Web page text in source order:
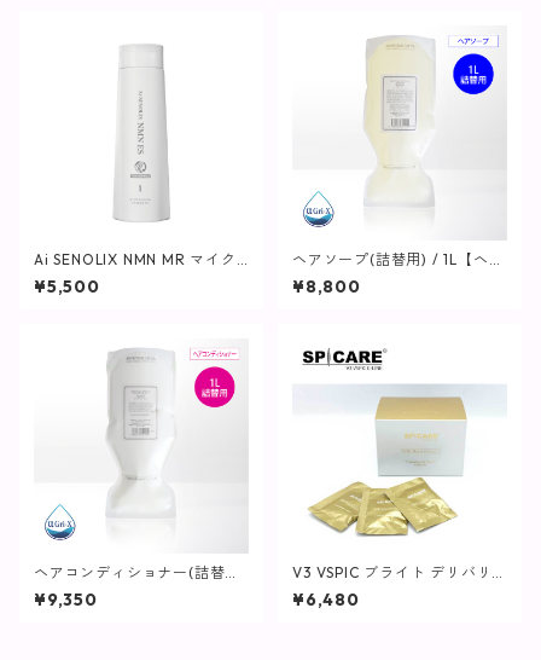
Ai SENOLIX NMN MR マイク
ロリペア （トリートメント）
¥5,500
ヘアソープ(詰替用) / 1L【ヘ
ア・ボディ】
¥8,800
ヘアコンディショナー(詰替用)
/ 1L【ヘア・ボディ】
¥9,350
V3 VSPIC ブライト デリバリ
ー C / 30包(1袋2粒)【SPICAR
E】
¥6,480